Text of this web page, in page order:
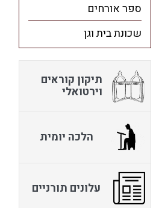
ספר אורחים
שכונת בית וגן
תיקון קוראים
וירטואלי
הלכה יומית
עלונים תורניים